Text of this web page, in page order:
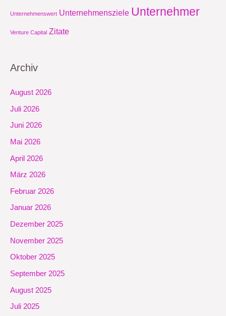
Unternehmenswert Unternehmensziele Unternehmer
Venture Capital Zitate
Archiv
August 2026
Juli 2026
Juni 2026
Mai 2026
April 2026
März 2026
Februar 2026
Januar 2026
Dezember 2025
November 2025
Oktober 2025
September 2025
August 2025
Juli 2025